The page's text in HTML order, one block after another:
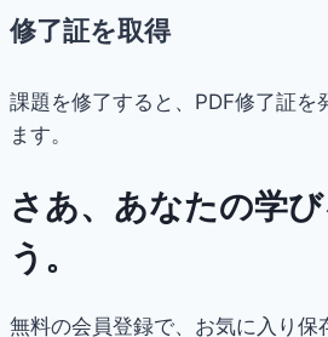
修了証を取得
課題を修了すると、PDF修了証を
ます。
さあ、あなたの学
う。
無料の会員登録で、お気に入り保